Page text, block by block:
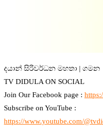
දයාන් සිරිවර්ධන මහතා | ගමන
TV DIDULA ON SOCIAL
Join Our Facebook page :
Subscribe on YouTube :
https://www.youtube.com/